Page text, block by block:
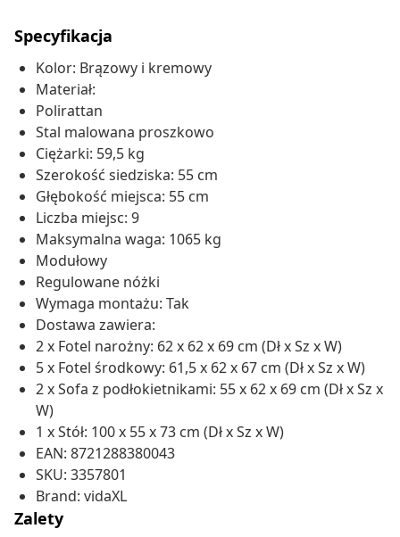
Specyfikacja
Kolor: Brązowy i kremowy
Materiał:
Polirattan
Stal malowana proszkowo
Ciężarki: 59,5 kg
Szerokość siedziska: 55 cm
Głębokość miejsca: 55 cm
Liczba miejsc: 9
Maksymalna waga: 1065 kg
Modułowy
Regulowane nóżki
Wymaga montażu: Tak
Dostawa zawiera:
2 x Fotel narożny: 62 x 62 x 69 cm (Dł x Sz x W)
5 x Fotel środkowy: 61,5 x 62 x 67 cm (Dł x Sz x W)
2 x Sofa z podłokietnikami: 55 x 62 x 69 cm (Dł x Sz x
W)
1 x Stół: 100 x 55 x 73 cm (Dł x Sz x W)
EAN: 8721288380043
SKU: 3357801
Brand: vidaXL
Zalety